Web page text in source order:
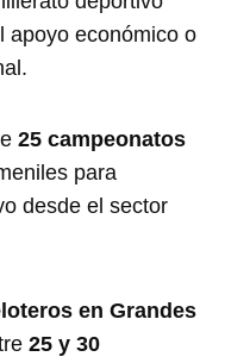
apoyo económico o
25 campeonatos
para
desde el sector
en Grandes
25 y 30